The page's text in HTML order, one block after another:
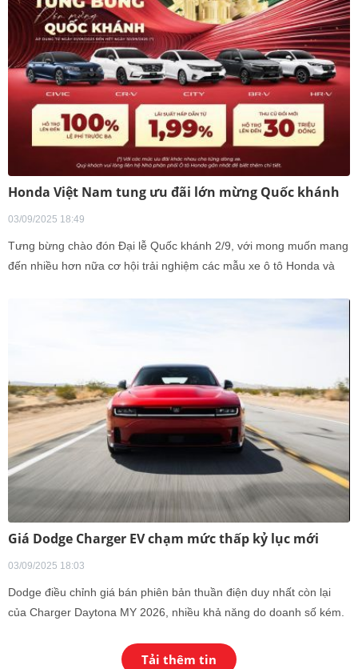
Honda Việt Nam tung ưu đãi lớn mừng Quốc khánh
03/09/2025 18:49
Tưng bừng chào đón Đại lễ Quốc khánh 2/9, với mong muốn mang
đến nhiều hơn nữa cơ hội trải nghiệm các mẫu xe ô tô Honda và
Giá Dodge Charger EV chạm mức thấp kỷ lục mới
03/09/2025 18:03
Dodge điều chỉnh giá bán phiên bản thuần điện duy nhất còn lại
của Charger Daytona MY 2026, nhiều khả năng do doanh số kém.
Tải thêm tin